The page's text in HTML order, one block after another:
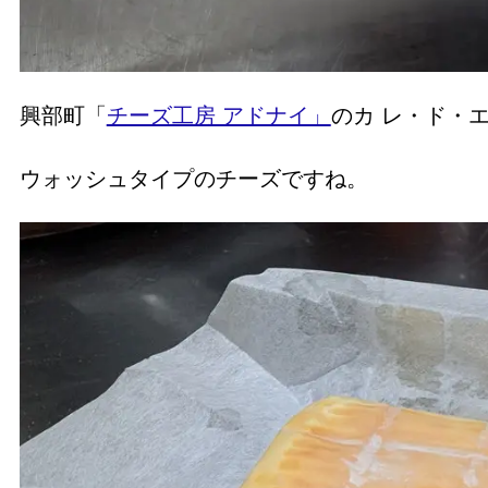
興部町「 チーズ工房 アドナイ」 のカ レ・ド
ウォッシュタイプのチーズですね。